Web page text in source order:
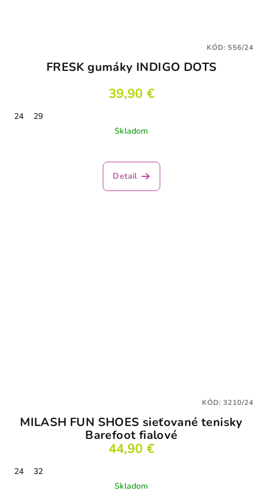
FRESK gumáky INDIGO DOTS
39,90 €
24
29
Skladom
Detail
KÓD: 556/24
MILASH FUN SHOES sieťované tenisky
Barefoot fialové
44,90 €
24
32
Skladom
KÓD:3210/24